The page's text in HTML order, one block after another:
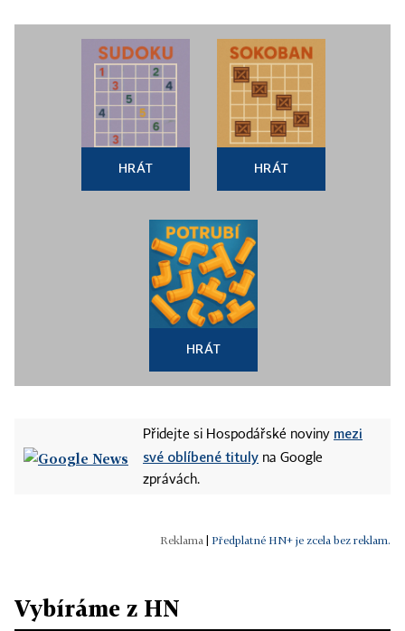
HRÁT HRÁT
HRÁT
Přidejte si Hospodářské noviny mezi
své oblíbené tituly na Google
zprávách.
Předplatné HN+ je zcela bez reklam.
Vybíráme z HN